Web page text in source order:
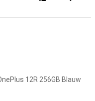
12R 256GB Blauw